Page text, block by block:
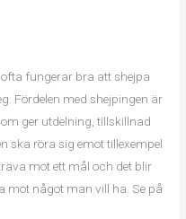
fungerar bra att shejpa
Fördelen med shejpingen är
ger utdelning, tillskillnad
ska röra sig emot tillexempel
mot ett mål och det blir
mot något man vill ha. Se på